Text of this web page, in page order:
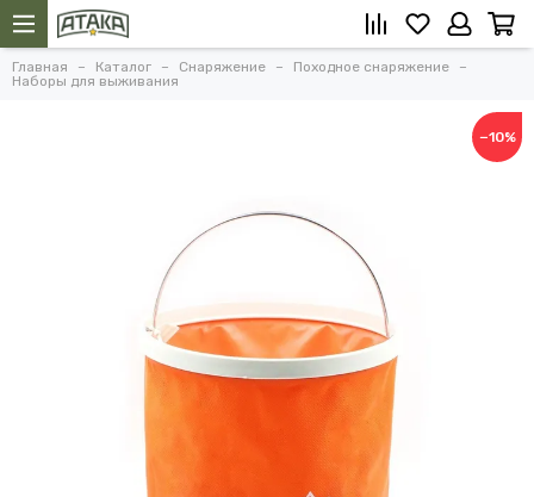
Главная Каталог Снаряжение
Походное снаряжение
Наборы для выживания
−10%